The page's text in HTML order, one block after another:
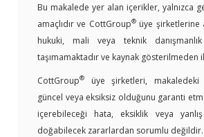
Bu makalede yer alan içerikler, yalnızca
amaçlıdır ve CottGroup®üye şirketlerine
hukuki, mali veya teknik
taşımamaktadır ve kaynak gösterilmeden
CottGroup®
üye şirketleri,
güncel veya eksiksiz olduğunu garanti
içerebileceği hata, eksiklik veya yanlış
doğabilecek zararlardan sorumlu değildir.